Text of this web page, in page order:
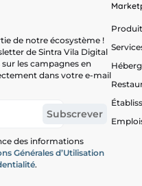
de notre écosystème !
de Sintra Vila Digital
les campagnes en
dans votre e-mail
des informations
Générales d’Utilisation
.